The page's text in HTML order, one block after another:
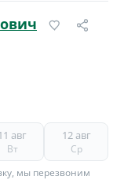
авг
Вт
12 авг
Ср
мы перезвоним